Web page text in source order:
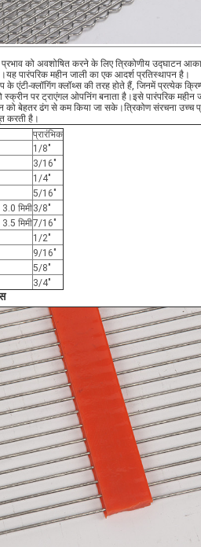
को अवशोषित करने के लिए त्रिकोणीय उद्घाटन
पारंपरिक महीन जाली का एक आदर्श प्रतिस्थापन है।
के एंटी-क्लॉगिंग क्लॉथ्स की तरह होते हैं, जिनमें प्रत्येक
स्क्रीन पर ट्राएंगल ओपनिंग बनाता है।इसे पारंपरिक महीन
को बेहतर ढंग से कम किया जा सके।त्रिकोण संरचना उच्च
करती है।
प्रारंभिक
1/8″
3/16″
1/4″
5/16″
3.0 मिमी3/8″
3.5 मिमी7/16″
1/2″
9/16″
5/8″
3/4″